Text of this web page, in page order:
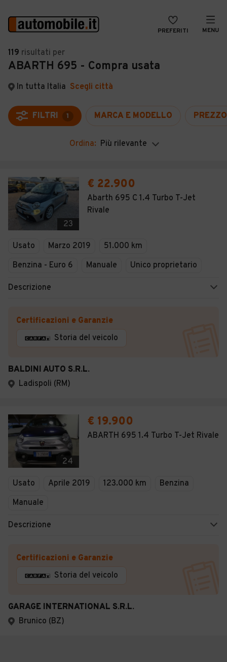
PREFERITI MENU
Auto
Auto usate
Auto Km 0
Auto Nuove
Noleggio a lungo termine
Moto
Camper
Veicoli Commerciali
VENDI
MAGAZINE
ACCEDI
119 risultati per
ABARTH 695 - Compra usata
In tutta Italia Scegli città
FILTRI 1 MARCA E MODELLO PREZZO
Ordina: Più rilevante
23
€ 22.900
Abarth 695 C 1.4 Turbo T-Jet
Rivale
Usato Marzo 2019
51.000 km
Benzina - Euro 6
Manuale Unico proprietario
Descrizione
Certificazioni e Garanzie
Storia del veicolo
BALDINI AUTO S.R.L.
Ladispoli (RM)
24
€ 19.900
ABARTH 695 1.4 Turbo T-Jet Rivale
Usato Aprile 2019 123.000 km
Benzina
Manuale
Descrizione
Certificazioni e Garanzie
Storia del veicolo
GARAGE INTERNATIONAL S.R.L.
Brunico (BZ)